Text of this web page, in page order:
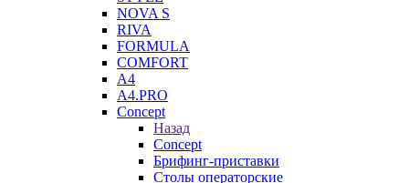
NOVA S
RIVA
FORMULA
COMFORT
A4
A4.PRO
Concept
Назад
Concept
Брифинг-приставки
Столы операторские